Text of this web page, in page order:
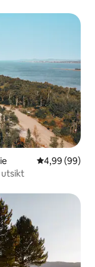
4,99 av 5 i
4,99 (99)
utsikt